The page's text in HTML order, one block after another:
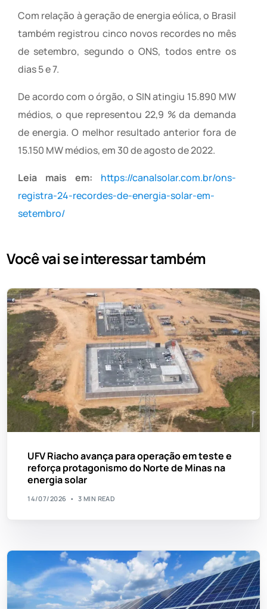
Com relação à geração de energia eólica, o Brasil
também registrou cinco novos recordes no mês
de setembro, segundo o ONS, todos entre os
dias 5 e 7.
De acordo com o órgão, o SIN atingiu 15.890 MW
médios, o que representou 22,9 % da demanda
de energia. O melhor resultado anterior fora de
15.150 MW médios, em 30 de agosto de 2022.
Leia mais em: https://canalsolar.com.br/ons-
registra-24-recordes-de-energia-solar-em-
setembro/
Você vai se interessar também
UFV Riacho avança para operação em teste e
reforça protagonismo do Norte de Minas na
energia solar
14/07/2026 3 MIN READ